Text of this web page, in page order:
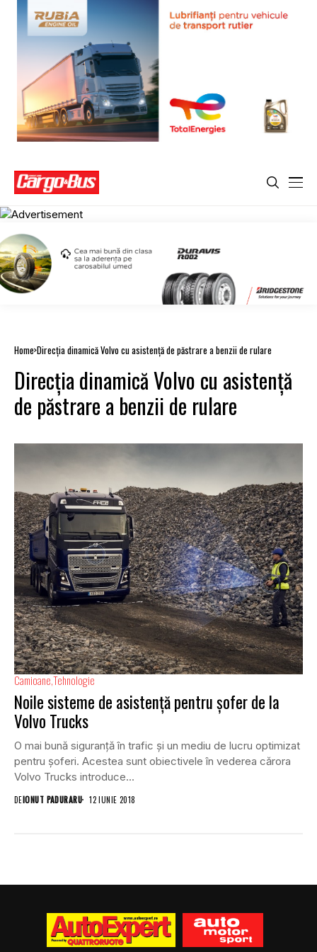
Home Direcția dinamică Volvo cu asistență de păstrare a benzii de rulare
Direcția dinamică Volvo cu asistență
de păstrare a benzii de rulare
CamioaneTehnologie
Noile sisteme de asistență pentru șofer de la
Volvo Trucks
O mai bună siguranță în trafic și un mediu de lucru optimizat
pentru șoferi. Acestea sunt obiectivele în vederea cărora
Volvo Trucks introduce...
DEIONUT PADURARU 12 IUNIE 2018